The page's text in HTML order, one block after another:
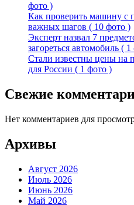
фото )
Как проверить машину с
важных шагов ( 10 фото )
Эксперт назвал 7
загореться автомобиль (
Стали известны цены на
для России ( 1 фото )
Свежие
Нет комментариев для
Архивы
Август 2026
Июль 2026
Июнь 2026
Май 2026